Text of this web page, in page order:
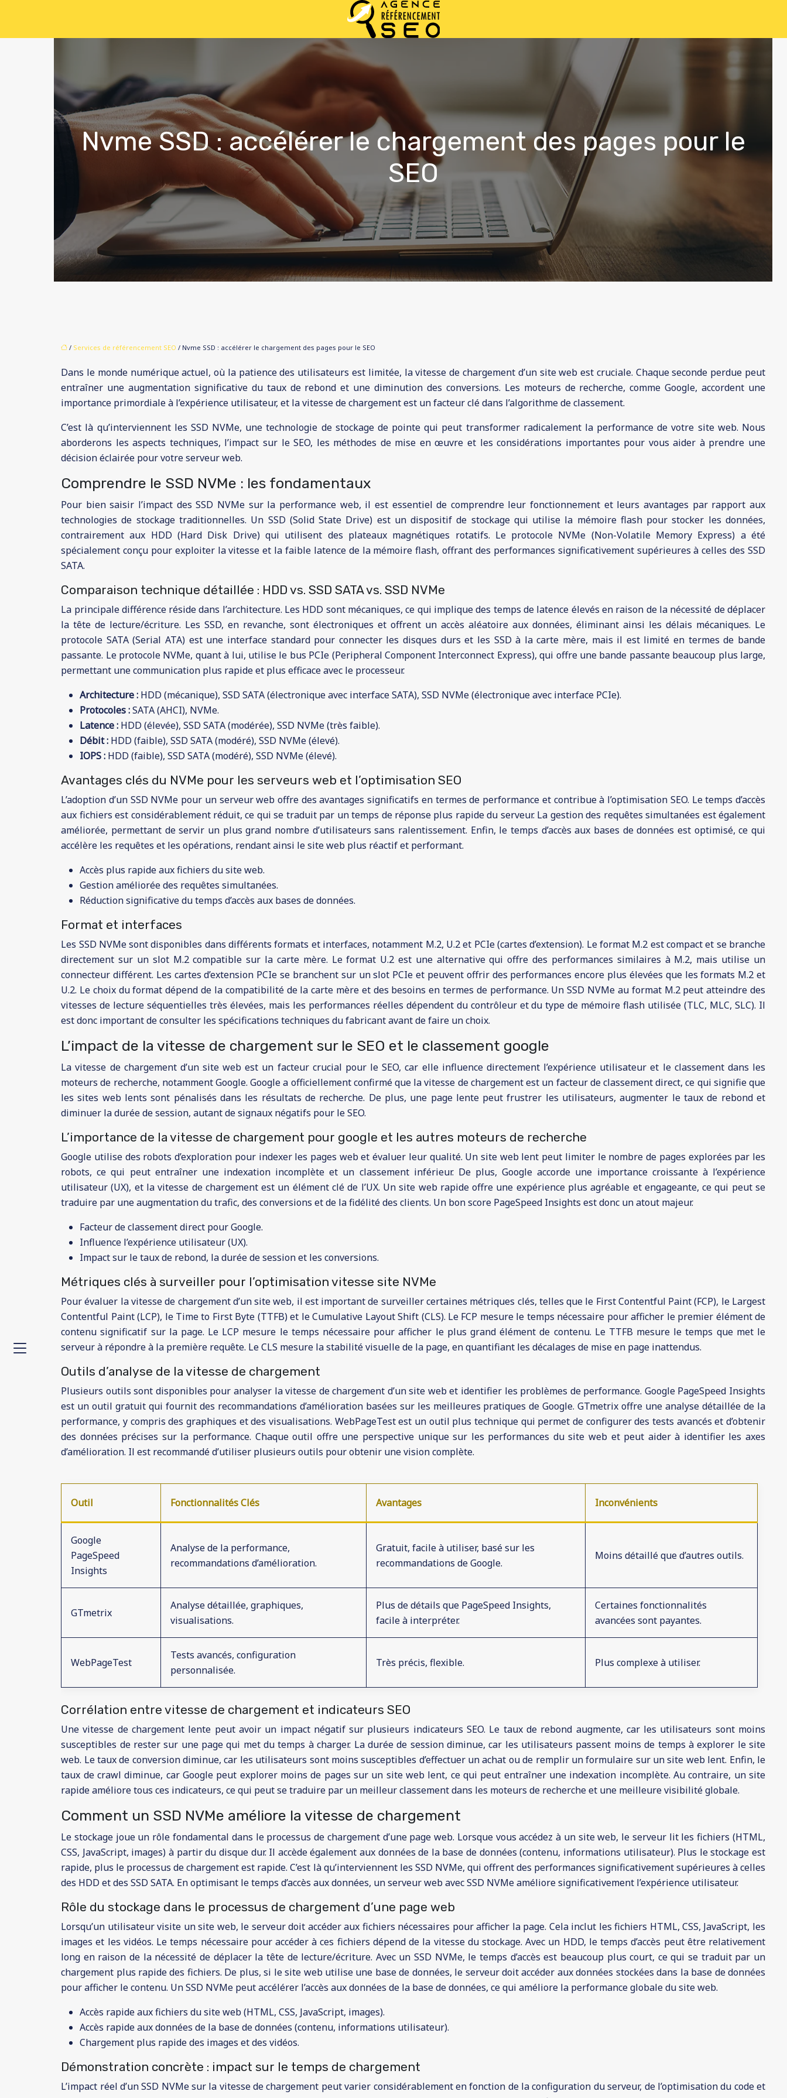
Nvme SSD : accélérer le chargement des pages pour le
SEO
/ Services de référencement SEO / Nvme SSD : accélérer le chargement des pages pour le SEO
Dans le monde numérique actuel, où la patience des utilisateurs est limitée, la vitesse de chargement d’un site web est cruciale. Chaque seconde perdue peut
entraîner une augmentation significative du taux de rebond et une diminution des conversions. Les moteurs de recherche, comme Google, accordent une
importance primordiale à l’expérience utilisateur, et la vitesse de chargement est un facteur clé dans l’algorithme de classement.
C’est là qu’interviennent les SSD NVMe, une technologie de stockage de pointe qui peut transformer radicalement la performance de votre site web. Nous
aborderons les aspects techniques, l’impact sur le SEO, les méthodes de mise en œuvre et les considérations importantes pour vous aider à prendre une
décision éclairée pour votre serveur web.
Comprendre le SSD NVMe : les fondamentaux
Pour bien saisir l’impact des SSD NVMe sur la performance web, il est essentiel de comprendre leur fonctionnement et leurs avantages par rapport aux
technologies de stockage traditionnelles. Un SSD (Solid State Drive) est un dispositif de stockage qui utilise la mémoire flash pour stocker les données,
contrairement aux HDD (Hard Disk Drive) qui utilisent des plateaux magnétiques rotatifs. Le protocole NVMe (Non-Volatile Memory Express) a été
spécialement conçu pour exploiter la vitesse et la faible latence de la mémoire flash, offrant des performances significativement supérieures à celles des SSD
SATA.
Comparaison technique détaillée : HDD vs. SSD SATA vs. SSD NVMe
La principale différence réside dans l’architecture. Les HDD sont mécaniques, ce qui implique des temps de latence élevés en raison de la nécessité de déplacer
la tête de lecture/écriture. Les SSD, en revanche, sont électroniques et offrent un accès aléatoire aux données, éliminant ainsi les délais mécaniques. Le
protocole SATA (Serial ATA) est une interface standard pour connecter les disques durs et les SSD à la carte mère, mais il est limité en termes de bande
passante. Le protocole NVMe, quant à lui, utilise le bus PCIe (Peripheral Component Interconnect Express), qui offre une bande passante beaucoup plus large,
permettant une communication plus rapide et plus efficace avec le processeur.
Architecture : HDD (mécanique), SSD SATA (électronique avec interface SATA), SSD NVMe (électronique avec interface PCIe).
Protocoles :SATA (AHCI), NVMe.
Latence : HDD (élevée), SSD SATA (modérée), SSD NVMe (très faible).
Débit : HDD (faible), SSD SATA (modéré), SSD NVMe (élevé).
IOPS : HDD (faible), SSD SATA (modéré), SSD NVMe (élevé).
Avantages clés du NVMe pour les serveurs web et l’optimisation SEO
L’adoption d’un SSD NVMe pour un serveur web offre des avantages significatifs en termes de performance et contribue à l’optimisation SEO. Le temps d’accès
aux fichiers est considérablement réduit, ce qui se traduit par un temps de réponse plus rapide du serveur. La gestion des requêtes simultanées est également
améliorée, permettant de servir un plus grand nombre d’utilisateurs sans ralentissement. Enfin, le temps d’accès aux bases de données est optimisé, ce qui
accélère les requêtes et les opérations, rendant ainsi le site web plus réactif et performant.
Accès plus rapide aux fichiers du site web.
Gestion améliorée des requêtes simultanées.
Réduction significative du temps d’accès aux bases de données.
Format et interfaces
Les SSD NVMe sont disponibles dans différents formats et interfaces, notamment M.2, U.2 et PCIe (cartes d’extension). Le format M.2 est compact et se branche
directement sur un slot M.2 compatible sur la carte mère. Le format U.2 est une alternative qui offre des performances similaires à M.2, mais utilise un
connecteur différent. Les cartes d’extension PCIe se branchent sur un slot PCIe et peuvent offrir des performances encore plus élevées que les formats M.2 et
U.2. Le choix du format dépend de la compatibilité de la carte mère et des besoins en termes de performance. Un SSD NVMe au format M.2 peut atteindre des
vitesses de lecture séquentielles très élevées, mais les performances réelles dépendent du contrôleur et du type de mémoire flash utilisée (TLC, MLC, SLC). Il
est donc important de consulter les spécifications techniques du fabricant avant de faire un choix.
L’impact de la vitesse de chargement sur le SEO et le classement google
La vitesse de chargement d’un site web est un facteur crucial pour le SEO, car elle influence directement l’expérience utilisateur et le classement dans les
moteurs de recherche, notamment Google. Google a officiellement confirmé que la vitesse de chargement est un facteur de classement direct, ce qui signifie que
les sites web lents sont pénalisés dans les résultats de recherche. De plus, une page lente peut frustrer les utilisateurs, augmenter le taux de rebond et
diminuer la durée de session, autant de signaux négatifs pour le SEO.
L’importance de la vitesse de chargement pour google et les autres moteurs de recherche
Google utilise des robots d’exploration pour indexer les pages web et évaluer leur qualité. Un site web lent peut limiter le nombre de pages explorées par les
robots, ce qui peut entraîner une indexation incomplète et un classement inférieur. De plus, Google accorde une importance croissante à l’expérience
utilisateur (UX), et la vitesse de chargement est un élément clé de l’UX. Un site web rapide offre une expérience plus agréable et engageante, ce qui peut se
traduire par une augmentation du trafic, des conversions et de la fidélité des clients. Un bon score PageSpeed Insights est donc un atout majeur.
Facteur de classement direct pour Google.
Influence l’expérience utilisateur (UX).
Impact sur le taux de rebond, la durée de session et les conversions.
Métriques clés à surveiller pour l’optimisation vitesse site NVMe
Pour évaluer la vitesse de chargement d’un site web, il est important de surveiller certaines métriques clés, telles que le First Contentful Paint (FCP), le Largest
Contentful Paint (LCP), le Time to First Byte (TTFB) et le Cumulative Layout Shift (CLS). Le FCP mesure le temps nécessaire pour afficher le premier élément de
contenu significatif sur la page. Le LCP mesure le temps nécessaire pour afficher le plus grand élément de contenu. Le TTFB mesure le temps que met le
serveur à répondre à la première requête. Le CLS mesure la stabilité visuelle de la page, en quantifiant les décalages de mise en page inattendus.
Outils d’analyse de la vitesse de chargement
Plusieurs outils sont disponibles pour analyser la vitesse de chargement d’un site web et identifier les problèmes de performance. Google PageSpeed Insights
est un outil gratuit qui fournit des recommandations d’amélioration basées sur les meilleures pratiques de Google. GTmetrix offre une analyse détaillée de la
performance, y compris des graphiques et des visualisations. WebPageTest est un outil plus technique qui permet de configurer des tests avancés et d’obtenir
des données précises sur la performance. Chaque outil offre une perspective unique sur les performances du site web et peut aider à identifier les axes
d’amélioration. Il est recommandé d’utiliser plusieurs outils pour obtenir une vision complète.
Outil Fonctionnalités Clés Avantages Inconvénients
Google
PageSpeed
Insights
Analyse de la performance,
recommandations d’amélioration.
Gratuit, facile à utiliser, basé sur les
recommandations de Google.
Moins détaillé que d’autres outils.
GTmetrix
Analyse détaillée, graphiques,
visualisations.
Plus de détails que PageSpeed Insights,
facile à interpréter.
Certaines fonctionnalités
avancées sont payantes.
WebPageTest
Tests avancés, configuration
personnalisée.
Très précis, flexible. Plus complexe à utiliser.
Corrélation entre vitesse de chargement et indicateurs SEO
Une vitesse de chargement lente peut avoir un impact négatif sur plusieurs indicateurs SEO. Le taux de rebond augmente, car les utilisateurs sont moins
susceptibles de rester sur une page qui met du temps à charger. La durée de session diminue, car les utilisateurs passent moins de temps à explorer le site
web. Le taux de conversion diminue, car les utilisateurs sont moins susceptibles d’effectuer un achat ou de remplir un formulaire sur un site web lent. Enfin, le
taux de crawl diminue, car Google peut explorer moins de pages sur un site web lent, ce qui peut entraîner une indexation incomplète. Au contraire, un site
rapide améliore tous ces indicateurs, ce qui peut se traduire par un meilleur classement dans les moteurs de recherche et une meilleure visibilité globale.
Comment un SSD NVMe améliore la vitesse de chargement
Le stockage joue un rôle fondamental dans le processus de chargement d’une page web. Lorsque vous accédez à un site web, le serveur lit les fichiers (HTML,
CSS, JavaScript, images) à partir du disque dur. Il accède également aux données de la base de données (contenu, informations utilisateur). Plus le stockage est
rapide, plus le processus de chargement est rapide. C’est là qu’interviennent les SSD NVMe, qui offrent des performances significativement supérieures à celles
des HDD et des SSD SATA. En optimisant le temps d’accès aux données, un serveur web avec SSD NVMe améliore significativement l’expérience utilisateur.
Rôle du stockage dans le processus de chargement d’une page web
Lorsqu’un utilisateur visite un site web, le serveur doit accéder aux fichiers nécessaires pour afficher la page. Cela inclut les fichiers HTML, CSS, JavaScript, les
images et les vidéos. Le temps nécessaire pour accéder à ces fichiers dépend de la vitesse du stockage. Avec un HDD, le temps d’accès peut être relativement
long en raison de la nécessité de déplacer la tête de lecture/écriture. Avec un SSD NVMe, le temps d’accès est beaucoup plus court, ce qui se traduit par un
chargement plus rapide des fichiers. De plus, si le site web utilise une base de données, le serveur doit accéder aux données stockées dans la base de données
pour afficher le contenu. Un SSD NVMe peut accélérer l’accès aux données de la base de données, ce qui améliore la performance globale du site web.
Accès rapide aux fichiers du site web (HTML, CSS, JavaScript, images).
Accès rapide aux données de la base de données (contenu, informations utilisateur).
Chargement plus rapide des images et des vidéos.
Démonstration concrète : impact sur le temps de chargement
L’impact réel d’un SSD NVMe sur la vitesse de chargement peut varier considérablement en fonction de la configuration du serveur, de l’optimisation du code et